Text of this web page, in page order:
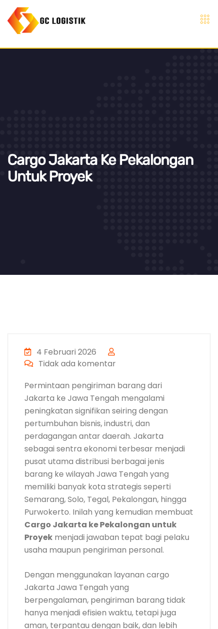
Cargo Jakarta Ke Pekalongan
Untuk Proyek
4 Februari 2026
Tidak ada komentar
Permintaan pengiriman barang dari
Jakarta ke Jawa Tengah mengalami
peningkatan signifikan seiring dengan
pertumbuhan bisnis, industri, dan
perdagangan antar daerah. Jakarta
sebagai sentra ekonomi terbesar menjadi
pusat utama distribusi berbagai jenis
barang ke wilayah Jawa Tengah yang
memiliki banyak kota strategis seperti
Semarang, Solo, Tegal, Pekalongan, hingga
Purwokerto. Inilah yang kemudian membuat
Cargo Jakarta ke Pekalongan untuk
Proyek menjadi jawaban tepat bagi pelaku
usaha maupun pengiriman personal.
Dengan menggunakan layanan cargo
Jakarta Jawa Tengah yang
berpengalaman, pengiriman barang tidak
hanya menjadi efisien waktu, tetapi juga
aman, terpantau dengan baik, dan lebih